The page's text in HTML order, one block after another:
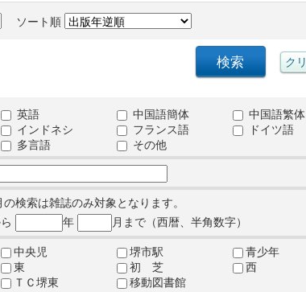
ソート順
英語 中国語簡体 中国語繁体
インドネシ フランス語 ドイツ語
多言語 その他
検索は雑誌のみ対象となります。
年 月まで（西暦、半角数字）
中央児 堺市駅 青少年
東 初 芝 西
ＴＣ堺東 移動図書館